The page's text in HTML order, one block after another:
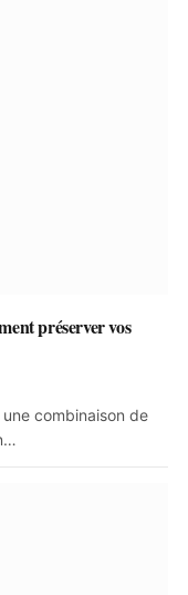
préserver vos
combinaison de